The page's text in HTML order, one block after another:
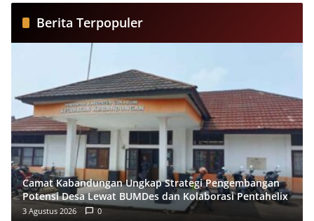
Berita Terpopuler
Camat Kabandungan Ungkap Strategi Pengembangan
Potensi Desa Lewat BUMDes dan Kolaborasi Pentahelix
3 Agustus 2026 0